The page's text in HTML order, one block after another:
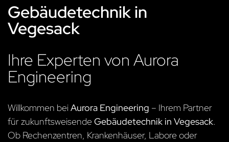
Gebäudetechnik in
Vegesack
Ihre Experten von Aurora
Engineering
Willkommen beiAurora Engineering – Ihrem Partner
für zukunftsweisendeGebäudetechnik in Vegesack.
Ob Rechenzentren, Krankenhäuser, Labore oder